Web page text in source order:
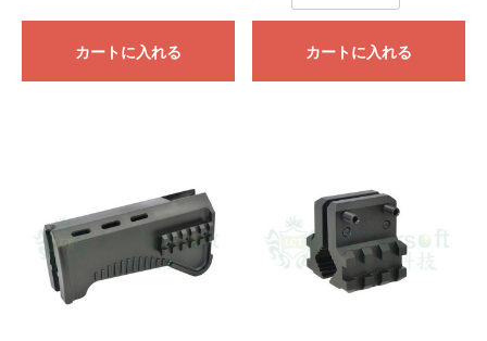
カートに入れる カートに入れる